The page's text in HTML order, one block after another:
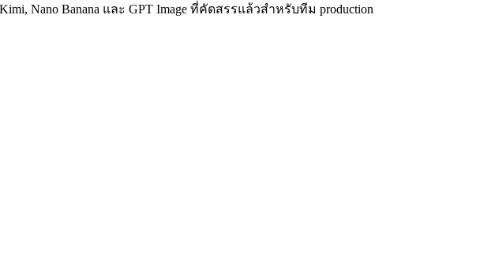
Kimi, Nano Banana และ GPT Image ที่คัดสรรแล้วสำหรับทีม production